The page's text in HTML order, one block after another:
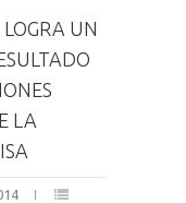
UN
LA